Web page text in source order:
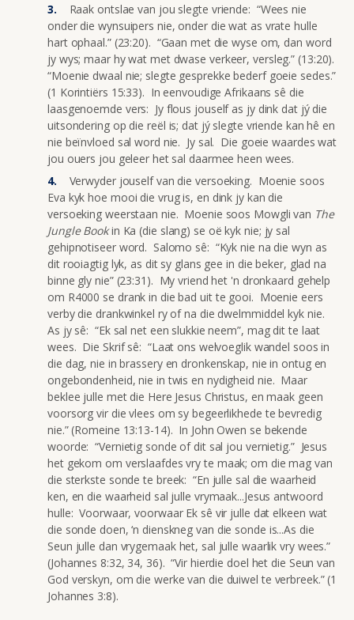
Raak ontslae van jou slegte vriende: “Wees nie
onder die wynsuipers nie, onder die wat as vrate hulle
hart ophaal.” (23:20). “Gaan met die wyse om, dan word
jy wys; maar hy wat met dwase verkeer, versleg.” (13:20).
“Moenie dwaal nie; slegte gesprekke bederf goeie sedes.”
(1 Korintiërs 15:33). In eenvoudige Afrikaans sê die
laasgenoemde vers: Jy flous jouself as jy dink dat jý die
uitsondering op die reël is; dat jý slegte vriende kan hê en
nie beïnvloed sal word nie. Jy sal. Die goeie waardes wat
jou ouers jou geleer het sal daarmee heen wees.
Verwyder jouself van die versoeking. Moenie soos
Eva kyk hoe mooi die vrug is, en dink jy kan die
versoeking weerstaan nie. Moenie soos Mowgli van The
Jungle Bookin Ka (die slang) se oë kyk nie; jy sal
gehipnotiseer word. Salomo sê: “Kyk nie na die wyn as
dit rooiagtig lyk, as dit sy glans gee in die beker, glad na
binne gly nie” (23:31). My vriend het 'n dronkaard gehelp
om R4000 se drank in die bad uit te gooi. Moenie eers
verby die drankwinkel ry of na die dwelmmiddel kyk nie.
As jy sê: “Ek sal net een slukkie neem”, mag dit te laat
wees. Die Skrif sê: “Laat ons welvoeglik wandel soos in
die dag, nie in brassery en dronkenskap, nie in ontug en
ongebondenheid, nie in twis en nydigheid nie. Maar
beklee julle met die Here Jesus Christus, en maak geen
voorsorg vir die vlees om sy begeerlikhede te bevredig
nie.” (Romeine 13:13-14). In John Owen se bekende
woorde: “Vernietig sonde of dit sal jou vernietig.” Jesus
het gekom om verslaafdes vry te maak; om die mag van
die sterkste sonde te breek: “En julle sal die waarheid
ken, en die waarheid sal julle vrymaak...Jesus antwoord
hulle: Voorwaar, voorwaar Ek sê vir julle dat elkeen wat
die sonde doen, ‘n dienskneg van die sonde is...As die
Seun julle dan vrygemaak het, sal julle waarlik vry wees.”
(Johannes 8:32, 34, 36). “Vir hierdie doel het die Seun van
God verskyn, om die werke van die duiwel te verbreek.” (1
Johannes 3:8).